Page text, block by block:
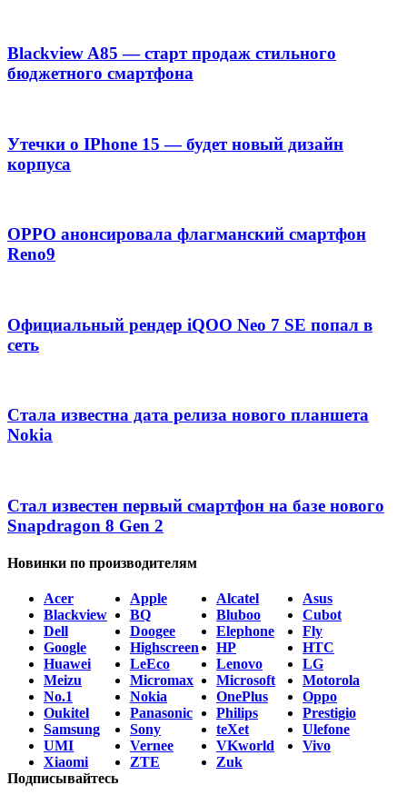
Blackview A85 — старт продаж стильного
бюджетного смартфона
Утечки о IPhone 15 — будет новый дизайн
корпуса
OPPO анонсировала флагманский смартфон
Reno9
Официальный рендер iQOO Neo 7 SE попал в
сеть
Стала известна дата релиза нового планшета
Nokia
Стал известен первый смартфон на базе нового
Snapdragon 8 Gen 2
Новинки по производителям
Acer Apple Alcatel
Asus
Blackview
BQ Bluboo
Cubot
Dell
Doogee Elephone
Fly
Google
Highscreen HP
HTC
Huawei
LeEco Lenovo
LG
Meizu
Micromax Microsoft
Motorola
No.1
Nokia OnePlus
Oppo
Oukitel
Panasonic Philips
Prestigio
Samsung
Sony teXet
Ulefone
UMI
Vernee VKworld
Vivo
Xiaomi
ZTE
Zuk
Подписывайтесь